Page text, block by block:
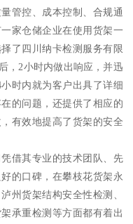
管控、成本控制、合规通
家仓储企业在使用货架一
了四川纳卡检测服务有限
，2小时内做出响应，并迅
时内就为客户出具了详细
的问题，还提供了相应的
有效地提高了货架的安全
借其专业的技术团队、先
的口碑，在攀枝花货架永
州货架结构安全性检测、
承重检测等方面都有着出